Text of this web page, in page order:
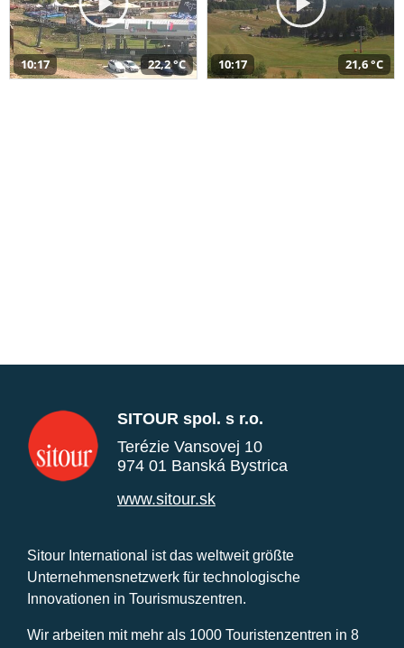
10:17 22,2 °C 10:17 21,6 °C
SITOUR spol. s r.o.
Terézie Vansovej 10
974 01 Banská Bystrica
www.sitour.sk
Sitour International ist das weltweit größte
Unternehmensnetzwerk für technologische
Innovationen in Tourismuszentren.
Wir arbeiten mit mehr als 1000 Touristenzentren in 8